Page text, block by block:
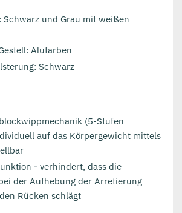
Schwarz und Grau mit weißen
Alufarben
Schwarz
(5-Stufen
auf das Körpergewicht mittels
- verhindert, dass die
der Aufhebung der Arretierung
Rücken schlägt